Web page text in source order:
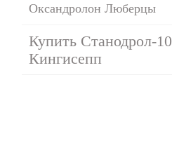
Оксандролон Люберцы
Купить Станодрол-10
Кингисепп